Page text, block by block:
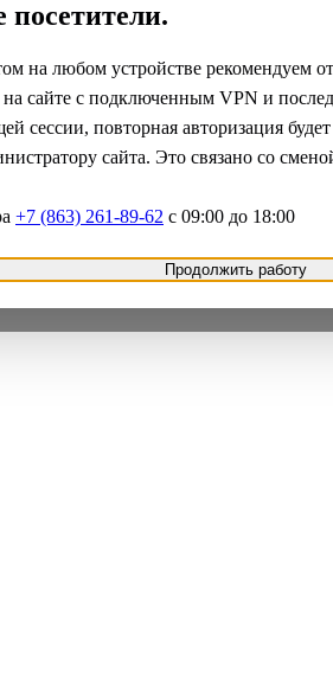
на любом устройстве рекомендуем
сайте с подключенным VPN и
сессии, повторная авторизация
сайта. Это связано со
+7 (863) 261-89-62 с 09:00 до 18:00
Продолжить работу